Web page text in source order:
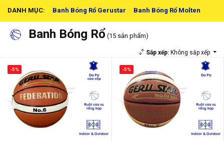
DANH MỤC: Banh Bóng Rổ Gerustar Banh Bóng Rổ Molten
Banh Bóng Rổ (15 sản phẩm)
Sắp xếp:Không sắp xếp
-5% -5%